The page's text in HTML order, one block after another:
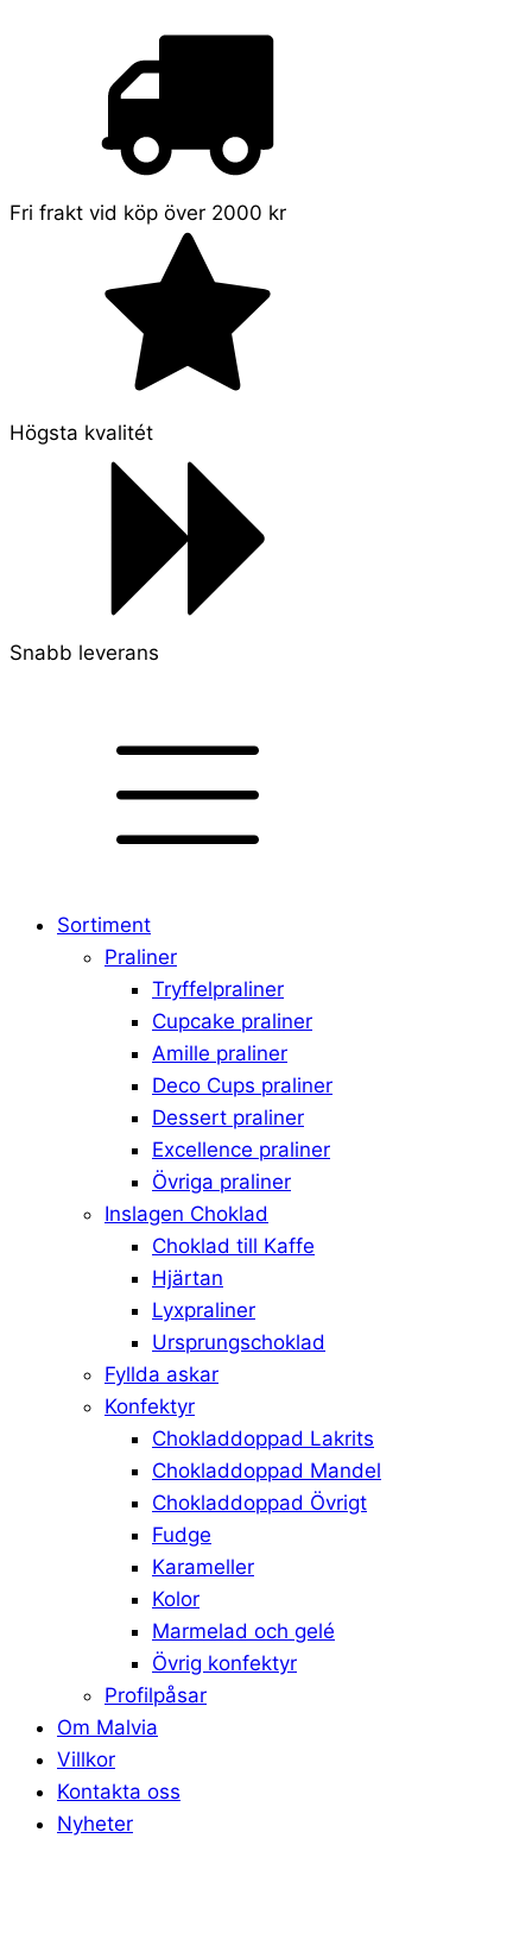
Fri frakt vid köp över 2000 kr
Högsta kvalitét
Snabb leverans
Sortiment
Praliner
Tryffelpraliner
Cupcake praliner
Amille praliner
Deco Cups praliner
Dessert praliner
Excellence praliner
Övriga praliner
Inslagen Choklad
Choklad till Kaffe
Hjärtan
Lyxpraliner
Ursprungschoklad
Fyllda askar
Konfektyr
Chokladdoppad Lakrits
Chokladdoppad Mandel
Chokladdoppad Övrigt
Fudge
Karameller
Kolor
Marmelad och gelé
Övrig konfektyr
Profilpåsar
Om Malvia
Villkor
Kontakta oss
Nyheter